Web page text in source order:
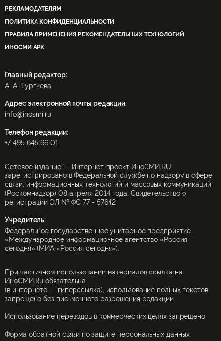
РЕКЛАМОДАТЕЛЯМ
ПОЛИТИКА КОНФИДЕНЦИАЛЬНОСТИ
ПРАВИЛА ПРИМЕНЕНИЯ РЕКОМЕНДАТЕЛЬНЫХ ТЕХНОЛОГИЙ
ИНОСМИ APK
Главный редактор:
А. А. Тургиева
Адрес электронной почты редакции:
info@inosmi.ru
Телефон редакции:
+7 495 645 66 01
Сетевое издание — Интернет-проект ИноСМИ.RU
зарегистрировано в Федеральной службе по надзору в сфере
связи, информационных технологий и массовых коммуникаций
(Роскомнадзор) 08 апреля 2014 года. Свидетельство о
регистрации ЭЛ № ФС 77 - 57642
Учредитель:
Федеральное государственное унитарное предприятие
«Международное информационное агентство «Россия
сегодня» (МИА «Россия сегодня»).
При частичном использовании материалов ссылка на
ИноСМИ.Ru обязательна
(в интернете — гиперссылка), использование полных текстов
запрещено без письменного разрешения редакции.
Использование переводов в коммерческих целях запрещено
Форма обратной связи по защите персональных данных